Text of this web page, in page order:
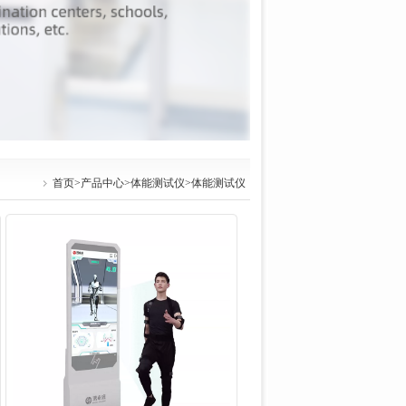
首页>产品中心>体能测试仪>体能测试仪